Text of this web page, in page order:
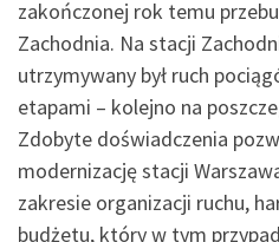
zakończonej rok temu
Zachodnia. Na stacji
utrzymywany był ruch
etapami – kolejno na
Zdobyte doświadczenia
modernizację stacji
zakresie organizacji ruchu,
budżetu, który w tym